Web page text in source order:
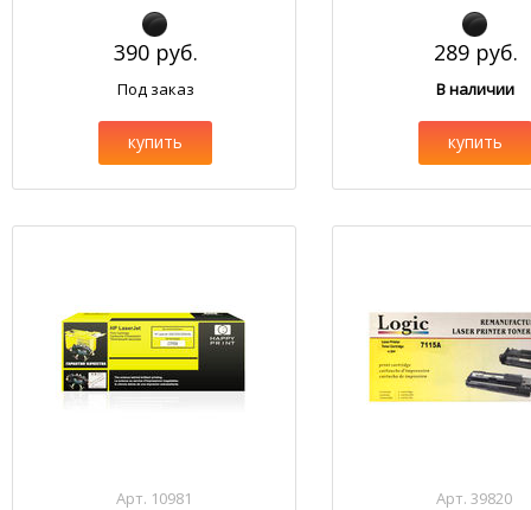
390 руб.
Под заказ
купить
289 руб.
В наличии
купить
Арт. 10981 Арт. 39820